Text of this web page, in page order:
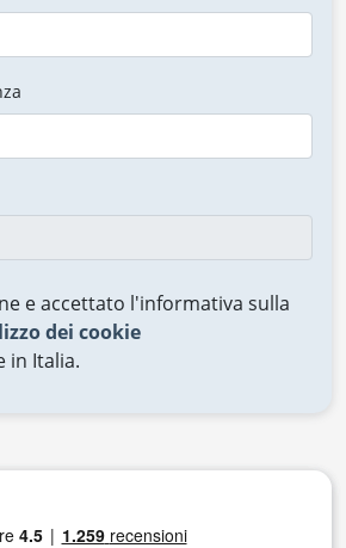
e accettato l'informativa sulla
dei cookie
in Italia.